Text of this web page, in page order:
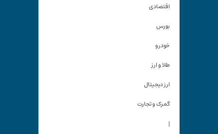
اقتصادی
بورس
خودرو
طلا و ارز
ارز دیجیتال
گمرک و تجارت
|